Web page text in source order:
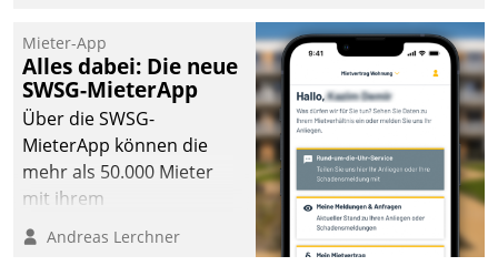
Mieter-App
Alles dabei: Die neue
SWSG-MieterApp
Über die SWSG-
MieterApp können die
mehr als 50.000 Mieter
mit ihrem
Wohnungsunternehmen
kommunizieren, auf dem
Andreas Lerchner